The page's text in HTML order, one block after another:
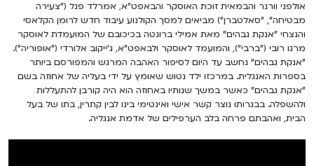
אולפני וורנר והבמאית זוכת האוסקר והבאפט"א, אמרלד פנל ("צעירה
מבטיחה", "סאלטברן") מביאים למסך הקולנוע עיבוד חדש לרומן הקלאסי
והנצחי "אנקת גבהים" מאת אמילי ברונטה בכיכובם של המועמדת לאוסקר
מרגו רובי ("ברבי"), והמועמד לאוסקר ולבאפט"א, ג'ייקוב אלורדי ("אופוריה").
"אנקת גבהים" נחשב עד היום לסיפור האהבה המרגש והמפורסם ביותר
בספרות האנגלית. במרכזו ילד נטוש שאומץ על ידי בעליה של אחוזה בשם
"אנקת גבהים" כאשר במשך שנותיו באחוזה הוא היה קורבן להתעללות
ולהשפלה. בבגרותו נוצר קשר אישי ואינטימי בינו לבין קתרין, בתו של בעל
הבית, ואהבתם פרחה בלב הערפילים של אדמת אנגליה.